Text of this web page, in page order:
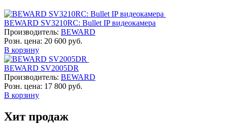
BEWARD SV3210RC: Bullet IP видеокамера
Производитель: BEWARD
Розн. цена: 20 600 руб.
В корзину
BEWARD SV2005DR
Производитель: BEWARD
Розн. цена: 17 800 руб.
В корзину
Хит продаж